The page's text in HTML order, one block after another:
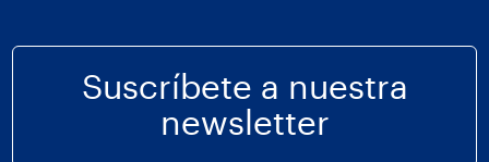
Suscríbete a nuestra
newsletter